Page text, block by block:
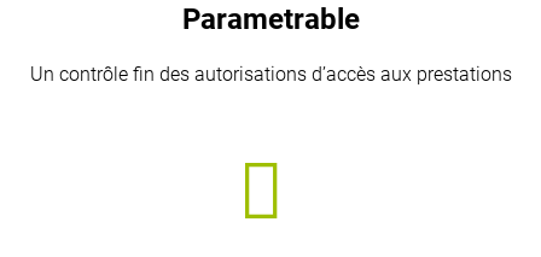
Parametrable
Un contrôle fin des autorisations d’accès aux prestations